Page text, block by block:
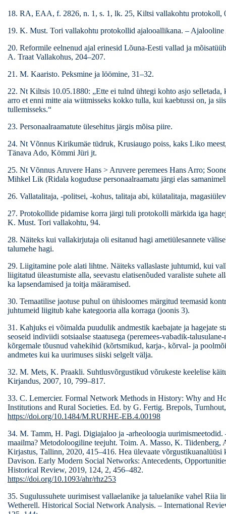
18. RA, EAA, f. 2826, n. 1, s. 1, lk. 25, Kiltsi vallakohtu protokoll,
19. K. Must. Tori vallakohtu protokollid ajalooallikana. –
20. Reformile eelnenud ajal erinesid Lõuna-Eesti vallad ja
A. Traat Vallakohus, 204–207.
21. M. Kaaristo. Peksmine ja löömine, 31–32.
22. Nt Kiltsis 10.05.1880: „Ette ei tulnd ühtegi kohto asjo selletada,
arro et enni mitte aia wiitmisseks kokko tulla, kui kaebtussi on, ja
tullemisseks.“
23. Personaalraamatute ülesehitus järgis mõisa piire.
24. Nt Võnnus Kirikumäe tüdruk, Krusiaugo poiss, kaks Liko
Tänava Ado, Kömmi Jüri jt.
25. Nt Võnnus Aruvere Hans > Aruvere peremees Hans Arro;
Mihkel Lik (Ridala koguduse personaalraamatu järgi elas
26. Vallatalitaja, -politsei, -kohus, talitaja abi, külatalitaja,
27. Protokollide pidamise korra järgi tuli protokolli märkida iga
K. Must. Tori vallakohtu, 94.
28. Näiteks kui vallakirjutaja oli esitanud hagi ametiülesannete
talumehe hagi.
29. Liigitamine pole alati lihtne. Näiteks vallaslaste juhtumid, kui
liigitatud üleastumiste alla, seevastu elatisenõuded varaliste suhete
ka lapsendamised ja toitja määramised.
30. Temaatilise jaotuse puhul on ühisloomes märgitud teemasid
juhtumeid liigitub kahe kategooria alla korraga (joonis 3).
31. Kahjuks ei võimalda puudulik andmestik kaebajate ja hagejate
seoseid indiviidi sotsiaalse staatusega (peremees-vabadik-
kõrgemale tõusnud vahekihid (kõrtsmikud, karja-, kõrval- ja
andmetes kui ka uurimuses siiski selgelt välja.
32. M. Mets, K. Praakli. Suhtlusvõrgustikud võrukeste keelelise
Kirjandus, 2007, 10, 799–817.
33. C. Lemercier. Formal Network Methods in History: Why and
Institutions and Rural Societies. Ed. by G. Fertig. Brepols,
https://doi.org/10.1484/M.RURHE-EB.4.00198
34. M. Tamm, H. Pagi. Digiajaloo ja -arheoloogia uurimismeetodid.
maailma? Metodoloogiline teejuht. Toim. A. Masso, K.
Kirjastus, Tallinn, 2020, 415–416. Hea ülevaate võrgustikuanalüüsi
Davison. Early Modern Social Networks: Antecedents,
Historical Review, 2019, 124, 2, 456–482.
https://doi.org/10.1093/ahr/rhz253
35. Sugulussuhete uurimisest vallaelanike ja taluelanike vahel Riia
Wetherell. Historical Social Network Analysis. – International